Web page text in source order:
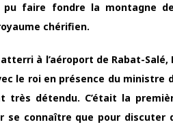
faire fondre la montagne
chérifien.
à l’aéroport de Rabat-Salé,
le roi en présence du ministre
très détendu. C’était la
se connaître que pour discuter